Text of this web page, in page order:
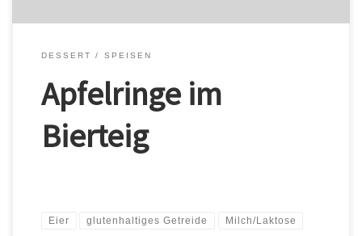
DESSERT SPEISEN
Apfelringe im
Bierteig
Eier glutenhaltiges Getreide Milch/Laktose